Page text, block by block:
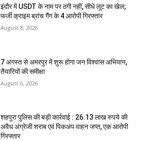
इंदौर में USDT के नाम पर ठगी नहीं, सीधे लूट का खेल;
फर्जी क्राइम ब्रांच गैंग के 4 आरोपी गिरफ्तार
August 8, 2026
7 अगस्त से अमरपुर में शुरू होगा जन विश्वास अभियान,
तैयारियों की समीक्षा
August 6, 2026
शहपुरा पुलिस की बड़ी कार्रवाई : 26.13 लाख रुपये की
अवैध अंग्रेजी शराब एवं पिकअप वाहन जप्त, एक आरोपी
गिरफ्तार